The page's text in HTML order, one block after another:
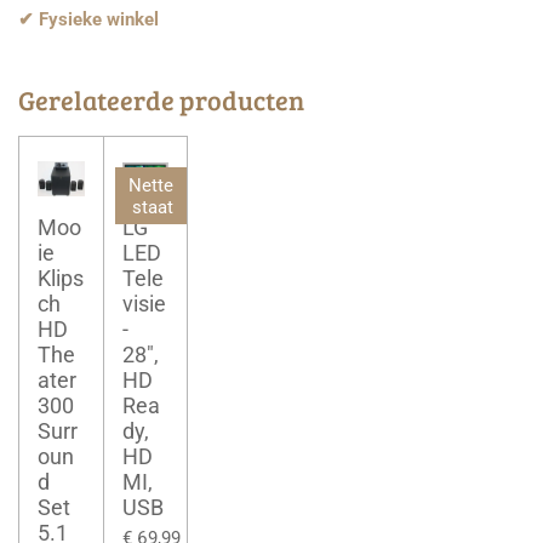
✔ Fysieke winkel
Gerelateerde producten
Moo
ie
Klips
ch
HD
The
ater
300
Surr
oun
d
Set
5.1
Nette
staat
LG
LED
Tele
visie
-
28",
HD
Rea
dy,
HD
MI,
USB
€ 69,99